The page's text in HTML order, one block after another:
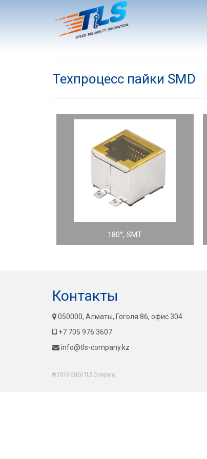
Техпроцесс пайки SMD
180°, SMT
Контакты
050000, Алматы, Гоголя 86, офис 304
+7 705 976 3607
info@tls-company.kz
© 2015-2026 TLS Company